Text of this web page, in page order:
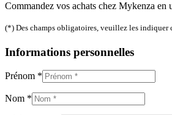
Commandez vos achats chez Mykenza
(*) Des champs obligatoires, veuillez les indiquer
Informations personnelles
Prénom *
Nom *